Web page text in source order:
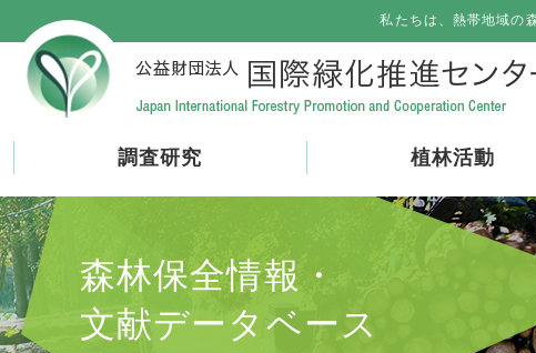
私たちは、熱帯地域の
調査研究 植林活動
森林保全情報・
文献データベース